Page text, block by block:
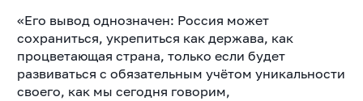
«Его вывод однозначен: Россия может
сохраниться, укрепиться как держава, как
процветающая страна, только если будет
развиваться с обязательным учётом уникальности
своего, как мы сегодня говорим,